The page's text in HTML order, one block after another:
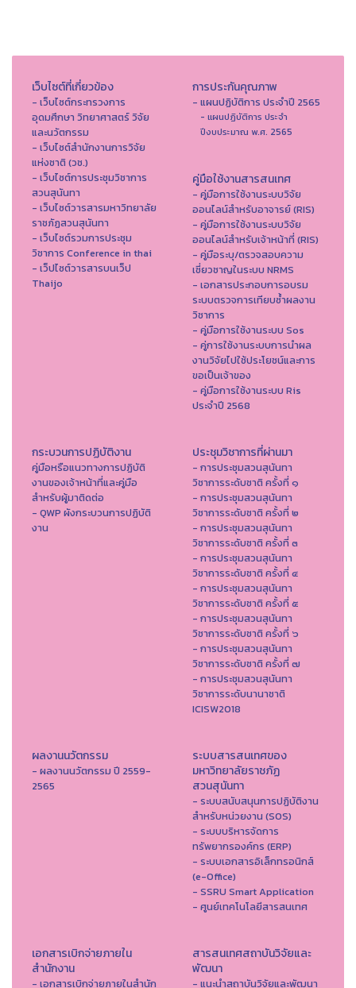
เว็บไซต์ที่เกี่ยวข้อง
- เว็บไซต์กระทรวงการ
อุดมศึกษา วิทยาศาสตร์ วิจัย
และนวัตกรรม
- เว็บไซต์สำนักงานการวิจัย
แห่งชาติ (วช.)
- เว็บไซต์การประชุมวิชาการ
สวนสุนันทา
- เว็บไซต์วารสารมหาวิทยาลัย
ราชภัฏสวนสุนันทา
- เว็บไซต์รวมการประชุม
วิชาการ Conference in thai
- เว็ปไซต์วารสารบนเว็ป
Thaijo
การประกันคุณภาพ
- แผนปฏิบัติการ ประจำปี 2565
- แผนปฏิบัติการ ประจำ
ปีงบประมาณ พ.ศ. 2565
คู่มือใช้งานสารสนเทศ
- คู่มือการใช้งานระบบวิจัย
ออนไลน์สำหรับอาจารย์ (RIS)
- คู่มือการใช้งานระบบวิจัย
ออนไลน์สำหรับเจ้าหน้าที่ (RIS)
- คู่มือระบุ/ตรวจสอบความ
เชี่ยวชาญในระบบ NRMS
- เอกสารประกอบการอบรม
ระบบตรวจการเทียบซ้ำผลงาน
วิชาการ
- คู่มือการใช้งานระบบ Sos
- คู่การใช้งานระบบการนำผล
งานวิจัยไปใช้ประโยชน์และการ
ขอเป็นเจ้าของ
- คู่มือการใช้งานระบบ Ris
ประจำปี 2568
กระบวนการปฏิบัติงาน
คู่มือหรือแนวทางการปฏิบัติ
งานของเจ้าหน้าที่และคู่มือ
สำหรับผู้มาติดต่อ
- QWP ผังกระบวนการปฏิบัติ
งาน
ประชุมวิชาการที่ผ่านมา
- การประชุมสวนสุนันทา
วิชาการระดับชาติ ครั้งที่ ๑
- การประชุมสวนสุนันทา
วิชาการระดับชาติ ครั้งที่ ๒
- การประชุมสวนสุนันทา
วิชาการระดับชาติ ครั้งที่ ๓
- การประชุมสวนสุนันทา
วิชาการระดับชาติ ครั้งที่ ๔
- การประชุมสวนสุนันทา
วิชาการระดับชาติ ครั้งที่ ๕
- การประชุมสวนสุนันทา
วิชาการระดับชาติ ครั้งที่ ๖
- การประชุมสวนสุนันทา
วิชาการระดับชาติ ครั้งที่ ๗
- การประชุมสวนสุนันทา
วิชาการระดับนานาชาติ
ICISW2018
ผลงานนวัตกรรม
- ผลงานนวัตกรรม ปี 2559-
2565
ระบบสารสนเทศของ
มหาวิทยาลัยราชภัฏ
สวนสุนันทา
- ระบบสนับสนุนการปฏิบัติงาน
สำหรับหน่วยงาน (SOS)
- ระบบบริหารจัดการ
ทรัพยากรองค์กร (ERP)
- ระบบเอกสารอิเล็กทรอนิกส์
(e-Office)
- SSRU Smart Application
- ศูนย์เทคโนโลยีสารสนเทศ
เอกสารเบิกจ่ายภายใน
สำนักงาน
- เอกสารเบิกจ่ายภายในสำนัก
สารสนเทศสถาบันวิจัยและ
พัฒนา
- แนะนำสถาบันวิจัยและพัฒนา